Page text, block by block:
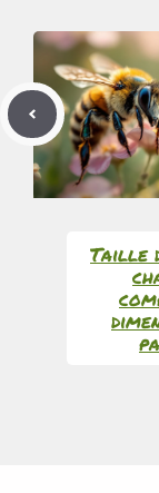
Taille